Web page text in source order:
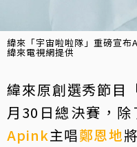
緯來「宇宙啦啦隊」重磅宣
緯來電視網提供
緯來原創選秀節目
月30日總決賽，
Apink主唱鄭恩地